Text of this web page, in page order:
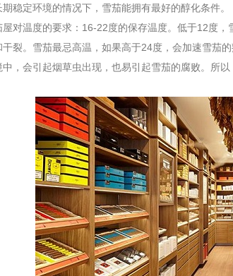
期稳定环境的情况下，雪茄能拥有最好的醇化条件。
温度的要求：16-22度的保存温度。低于12度，
干裂。雪茄最忌高温，如果高于24度，会加速雪茄
，会引起烟草虫出现，也易引起雪茄的腐败。所